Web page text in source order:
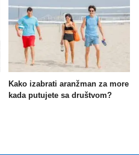
Kako izabrati aranžman za more
kada putujete sa društvom?